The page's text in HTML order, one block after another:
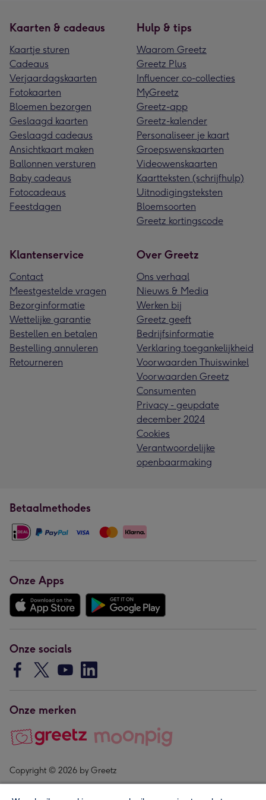
Kaarten & cadeaus
Kaartje sturen
Cadeaus
Verjaardagskaarten
Fotokaarten
Bloemen bezorgen
Geslaagd kaarten
Geslaagd cadeaus
Ansichtkaart maken
Ballonnen versturen
Baby cadeaus
Fotocadeaus
Feestdagen
Hulp & tips
Waarom Greetz
Greetz Plus
Influencer co-collecties
MyGreetz
Greetz-app
Greetz-kalender
Personaliseer je kaart
Groepswenskaarten
Videowenskaarten
Kaartteksten (schrijfhulp)
Uitnodigingsteksten
Bloemsoorten
Greetz kortingscode
Klantenservice
Contact
Meestgestelde vragen
Bezorginformatie
Wettelijke garantie
Bestellen en betalen
Bestelling annuleren
Retourneren
Over Greetz
Ons verhaal
Nieuws & Media
Werken bij
Greetz geeft
Bedrijfsinformatie
Verklaring toegankelijkheid
Voorwaarden Thuiswinkel
Voorwaarden Greetz
Consumenten
Privacy - geupdate
december 2024
Cookies
Verantwoordelijke
openbaarmaking
Betaalmethodes
Onze Apps
Onze socials
Onze merken
Copyright © 2026 by Greetz